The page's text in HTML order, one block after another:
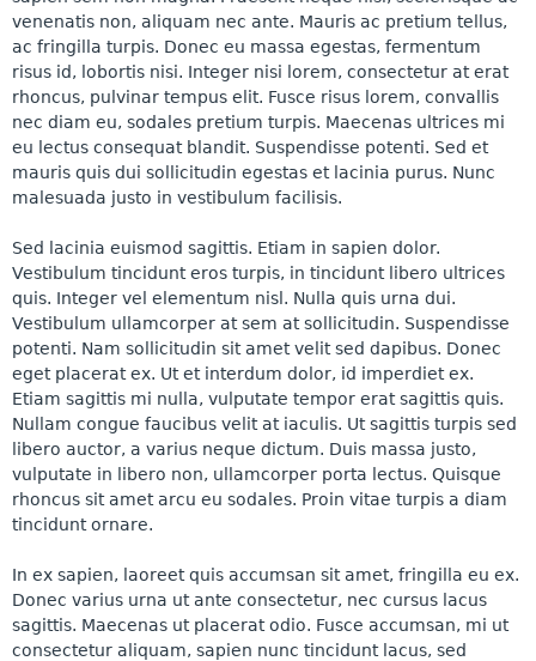
venenatis non, aliquam nec ante. Mauris ac pretium tellus,
ac fringilla turpis. Donec eu massa egestas, fermentum
risus id, lobortis nisi. Integer nisi lorem, consectetur at erat
rhoncus, pulvinar tempus elit. Fusce risus lorem, convallis
nec diam eu, sodales pretium turpis. Maecenas ultrices mi
eu lectus consequat blandit. Suspendisse potenti. Sed et
mauris quis dui sollicitudin egestas et lacinia purus. Nunc
malesuada justo in vestibulum facilisis.
Sed lacinia euismod sagittis. Etiam in sapien dolor.
Vestibulum tincidunt eros turpis, in tincidunt libero ultrices
quis. Integer vel elementum nisl. Nulla quis urna dui.
Vestibulum ullamcorper at sem at sollicitudin. Suspendisse
potenti. Nam sollicitudin sit amet velit sed dapibus. Donec
eget placerat ex. Ut et interdum dolor, id imperdiet ex.
Etiam sagittis mi nulla, vulputate tempor erat sagittis quis.
Nullam congue faucibus velit at iaculis. Ut sagittis turpis sed
libero auctor, a varius neque dictum. Duis massa justo,
vulputate in libero non, ullamcorper porta lectus. Quisque
rhoncus sit amet arcu eu sodales. Proin vitae turpis a diam
tincidunt ornare.
In ex sapien, laoreet quis accumsan sit amet, fringilla eu ex.
Donec varius urna ut ante consectetur, nec cursus lacus
sagittis. Maecenas ut placerat odio. Fusce accumsan, mi ut
consectetur aliquam, sapien nunc tincidunt lacus, sed